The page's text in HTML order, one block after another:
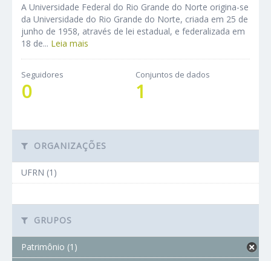
A Universidade Federal do Rio Grande do Norte origina-se
da Universidade do Rio Grande do Norte, criada em 25 de
junho de 1958, através de lei estadual, e federalizada em
18 de... Leia mais
Seguidores
0
Conjuntos de dados
1
ORGANIZAÇÕES
UFRN (1)
GRUPOS
Patrimônio (1)